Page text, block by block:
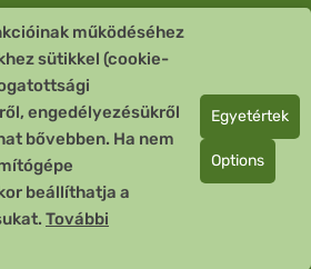
Team Santé Salvator Apotheke
GMP zertifizierter Arzneihersteller
működéséhez
sütikkel (cookie-
engedélyezésükről
bővebben. Ha nem
beállíthatja a
További
Egyetértek
Options